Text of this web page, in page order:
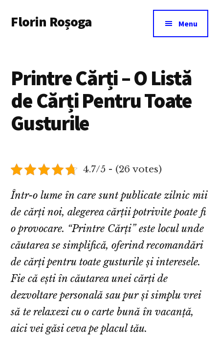
main
menu
Florin Roșoga Menu
Printre Cărți – O Listă
de Cărți Pentru Toate
Gusturile
4.7/5 - (26 votes)
Într-o lume în care sunt publicate zilnic mii
de cărți noi, alegerea cărții potrivite poate fi
o provocare. “Printre Cărți” este locul unde
căutarea se simplifică, oferind recomandări
de cărți pentru toate gusturile și interesele.
Fie că ești în căutarea unei cărți de
dezvoltare personală sau pur și simplu vrei
să te relaxezi cu o carte bună în vacanță,
aici vei găsi ceva pe placul tău.